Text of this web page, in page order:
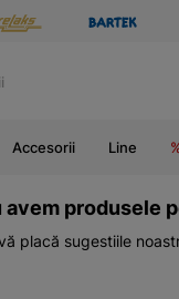
Accesorii Line
produsele
placă sugestiile